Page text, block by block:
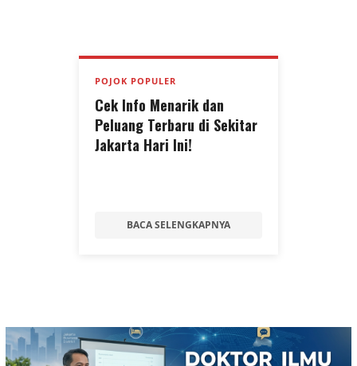
POJOK POPULER
Cek Info Menarik dan
Peluang Terbaru di Sekitar
Jakarta Hari Ini!
BACA SELENGKAPNYA